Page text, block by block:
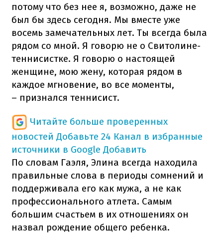
потому что без нее я, возможно, даже не
был бы здесь сегодня. Мы вместе уже
восемь замечательных лет. Ты всегда была
рядом со мной. Я говорю не о Свитолине-
теннисистке. Я говорю о настоящей
женщине, мою жену, которая рядом в
каждое мгновение, во все моменты,
– признался теннисист.
Читайте больше проверенных
новостей Добавьте 24 Канал в избранные
источники в Google Добавить
По словам Гаэля, Элина всегда находила
правильные слова в периоды сомнений и
поддерживала его как мужа, а не как
профессионального атлета. Самым
большим счастьем в их отношениях он
назвал рождение общего ребенка.